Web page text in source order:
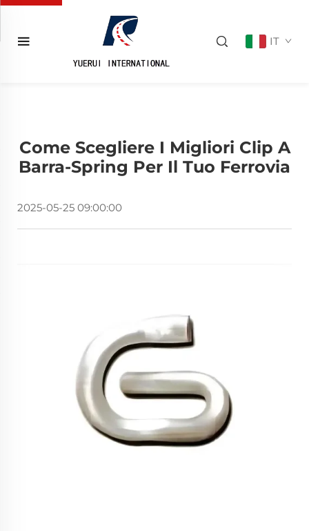
IT
Come Scegliere I Migliori Clip A
Barra-Spring Per Il Tuo Ferrovia
2025-05-25 09:00:00